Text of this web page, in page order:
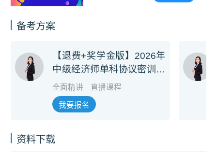
（讲师：李碧茹）
备考方案
【退费+奖学金版】2026年
中级经济师单科协议密训旗
舰班
全面精讲 直播课程
我要报名
资料下载